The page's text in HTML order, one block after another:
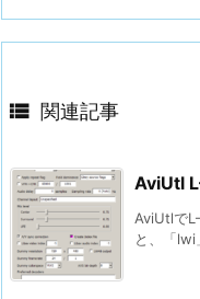
 関連記事
AviUtl
AviUtlで
と、「lwi